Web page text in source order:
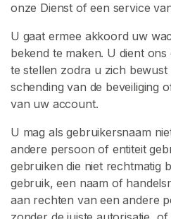
onze Dienst of een service
U gaat ermee akkoord uw
bekend te maken. U dient
te stellen zodra u zich bewust
schending van de beveiliging
van uw account.
U mag als gebruikersnaam
andere persoon of entiteit
gebruiken die niet rechtmatig
gebruik, een naam of
aan rechten van een andere